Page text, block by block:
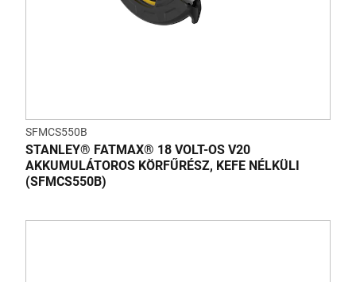
SFMCS550B
STANLEY® FATMAX® 18 VOLT-OS V20
AKKUMULÁTOROS KÖRFŰRÉSZ, KEFE NÉLKÜLI
(SFMCS550B)